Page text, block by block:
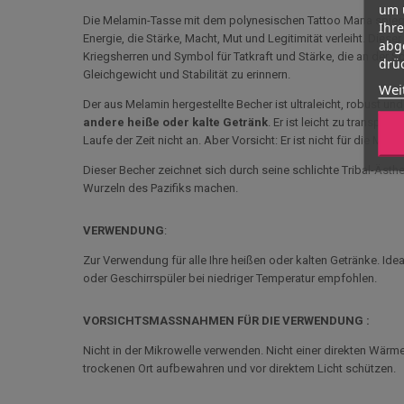
um
Die Melamin-Tasse mit dem polynesischen Tattoo Mana
Energie, die Stärke, Macht, Mut und Legitimität verleiht.
Kriegsherren und Symbol für Tatkraft und Stärke, die an der
Gleichgewicht und Stabilität zu erinnern.
Der aus Melamin hergestellte Becher ist ultraleicht, robust
andere heiße oder kalte Getränk. Er ist leicht zu
Laufe der Zeit nicht an. Aber Vorsicht: Er ist nicht für die
Dieser Becher zeichnet sich durch seine schlichte Tribal-
Wurzeln des Pazifiks machen.
VERWENDUNG:
Zur Verwendung für alle Ihre heißen oder kalten Getränke.
oder Geschirrspüler bei niedriger Temperatur empfohlen.
VORSICHTSMASSNAHMEN FÜR DIE VERWENDUNG :
Nicht in der Mikrowelle verwenden. Nicht einer direkten
trockenen Ort aufbewahren und vor direktem Licht schützen.